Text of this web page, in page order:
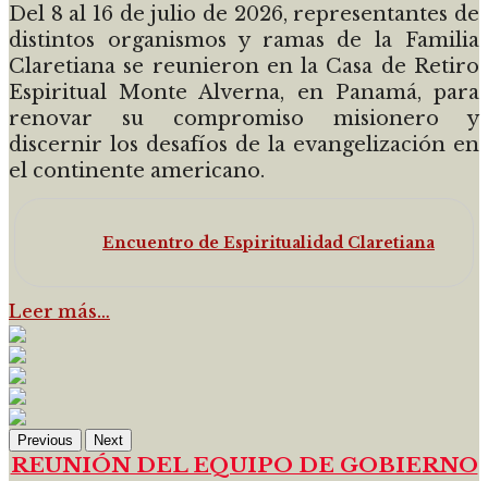
Del 8 al 16 de julio de 2026, representantes de
distintos organismos y ramas de la Familia
Claretiana se reunieron en la Casa de Retiro
Espiritual Monte Alverna, en Panamá, para
renovar su compromiso misionero y
discernir los desafíos de la evangelización en
el continente americano.
Encuentro de Espiritualidad Claretiana
Leer más…
Previous Next
REUNIÓN DEL EQUIPO DE GOBIERNO